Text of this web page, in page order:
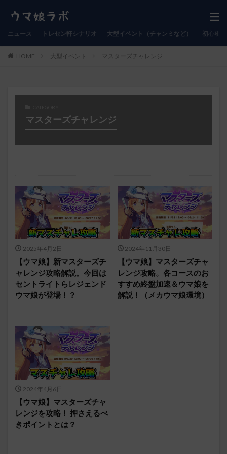
ニュース トレセン軒シナリオ 大型イベント（チャンミなど） 初心者
HOME 大型イベント マスターズチャレンジ
マスターズチャレンジ
2025年4月2日
【ウマ娘】新マスターズチ
ャレンジ攻略解説。今回は
セントライトらレジェンド
ウマ娘が登場！？
2024年11月30日
【ウマ娘】マスターズチャ
レンジ攻略。各コースのお
すすめ終盤加速＆ウマ娘を
解説！（メカウマ娘環境）
2024年4月6日
【ウマ娘】マスターズチャ
レンジを攻略！ 押さえるべ
きポイントとは？